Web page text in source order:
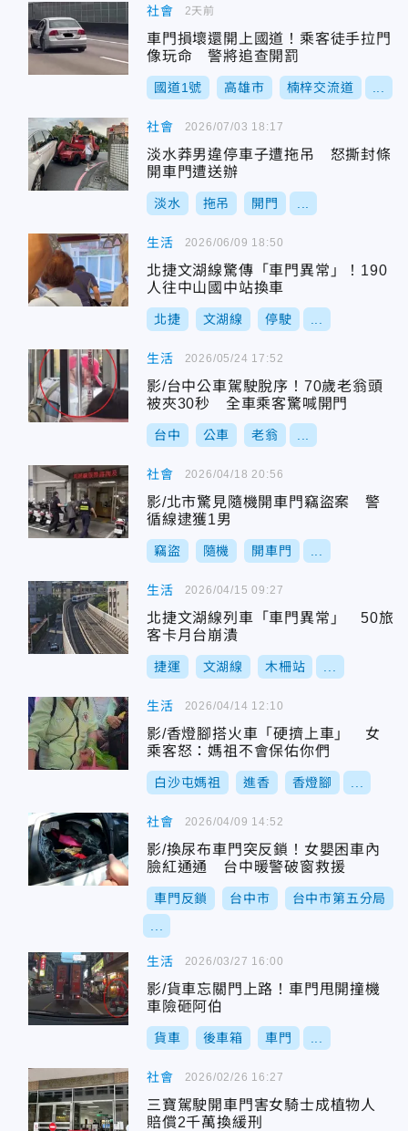
社會
車門損壞還開上國道！乘客徒手拉門
像玩命 警將追查開罰
國道1號 高雄市 楠梓交流道
2天前
社會
淡水莽男違停車子遭拖吊 怒撕封條
開車門遭送辦
淡水 拖吊 開門
2026/07/03 18:17
生活
北捷文湖線驚傳「車門異常」！190
人往中山國中站換車
北捷 文湖線 停駛
2026/06/09 18:50
生活
影/台中公車駕駛脫序！70歲老翁頭
被夾30秒 全車乘客驚喊開門
台中 公車 老翁
2026/05/24 17:52
社會
影/北市驚見隨機開車門竊盜案 警
循線逮獲1男
竊盜 隨機 開車門
2026/04/18 20:56
生活
北捷文湖線列車「車門異常」 50旅
客卡月台崩潰
捷運 文湖線 木柵站
2026/04/15 09:27
生活
影/香燈腳搭火車「硬擠上車」 女
乘客怒：媽祖不會保佑你們
白沙屯媽祖 進香 香燈腳
2026/04/14 12:10
社會
影/換尿布車門突反鎖！女嬰困車內
臉紅通通 台中暖警破窗救援
車門反鎖 台中市 台中市第五分局
2026/04/09 14:52
生活
影/貨車忘關門上路！車門甩開撞機
車險砸阿伯
貨車 後車箱 車門
2026/03/27 16:00
社會
三寶駕駛開車門害女騎士成植物人
賠償2千萬換緩刑
2026/02/26 16:27